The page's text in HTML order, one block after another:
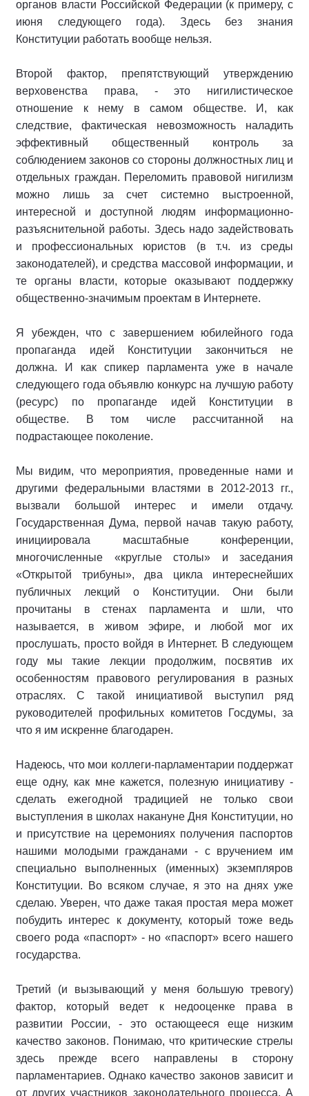
органов власти Российской Федерации (к примеру, с
июня следующего года). Здесь без знания
Конституции работать вообще нельзя.
Второй фактор, препятствующий утверждению
верховенства права, - это нигилистическое
отношение к нему в самом обществе. И, как
следствие, фактическая невозможность наладить
эффективный общественный контроль за
соблюдением законов со стороны должностных лиц и
отдельных граждан. Переломить правовой нигилизм
можно лишь за счет системно выстроенной,
интересной и доступной людям информационно-
разъяснительной работы. Здесь надо задействовать
и профессиональных юристов (в т.ч. из среды
законодателей), и средства массовой информации, и
те органы власти, которые оказывают поддержку
общественно-значимым проектам в Интернете.
Я убежден, что с завершением юбилейного года
пропаганда идей Конституции закончиться не
должна. И как спикер парламента уже в начале
следующего года объявлю конкурс на лучшую работу
(ресурс) по пропаганде идей Конституции в
обществе. В том числе рассчитанной на
подрастающее поколение.
Мы видим, что мероприятия, проведенные нами и
другими федеральными властями в 2012-2013 гг.,
вызвали большой интерес и имели отдачу.
Государственная Дума, первой начав такую работу,
инициировала масштабные конференции,
многочисленные «круглые столы» и заседания
«Открытой трибуны», два цикла интереснейших
публичных лекций о Конституции. Они были
прочитаны в стенах парламента и шли, что
называется, в живом эфире, и любой мог их
прослушать, просто войдя в Интернет. В следующем
году мы такие лекции продолжим, посвятив их
особенностям правового регулирования в разных
отраслях. С такой инициативой выступил ряд
руководителей профильных комитетов Госдумы, за
что я им искренне благодарен.
Надеюсь, что мои коллеги-парламентарии поддержат
еще одну, как мне кажется, полезную инициативу -
сделать ежегодной традицией не только свои
выступления в школах накануне Дня Конституции, но
и присутствие на церемониях получения паспортов
нашими молодыми гражданами - с вручением им
специально выполненных (именных) экземпляров
Конституции. Во всяком случае, я это на днях уже
сделаю. Уверен, что даже такая простая мера может
побудить интерес к документу, который тоже ведь
своего рода «паспорт» - но «паспорт» всего нашего
государства.
Третий (и вызывающий у меня большую тревогу)
фактор, который ведет к недооценке права в
развитии России, - это остающееся еще низким
качество законов. Понимаю, что критические стрелы
здесь прежде всего направлены в сторону
парламентариев. Однако качество законов зависит и
от других участников законодательного процесса. А